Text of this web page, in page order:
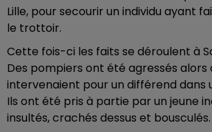
Lille, pour secourir un individu ayant
le trottoir.
Cette fois-ci les faits se déroulent à
Des pompiers ont été agressés alors
intervenaient pour un différend dans
Ils ont été pris à partie par un jeune
insultés, crachés dessus et bousculés.